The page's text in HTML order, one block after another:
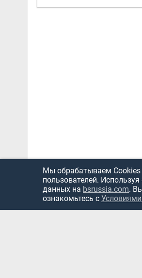
Мы обрабатываем Cookies
пользователей.
данных на bsrussia.com.
ознакомьтесь с